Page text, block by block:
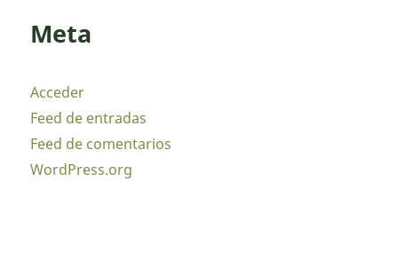
Meta
Acceder
Feed de entradas
Feed de comentarios
WordPress.org